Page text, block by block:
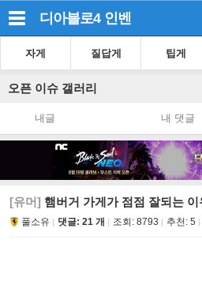
디아블로4 인벤
자게 질답게 팁게
오픈 이슈 갤러리
내글 내 댓글
[유머] 햄버거 가게가 점점 잘되는 이
풀소유 댓글: 21 개 조회: 8793 추천: 5